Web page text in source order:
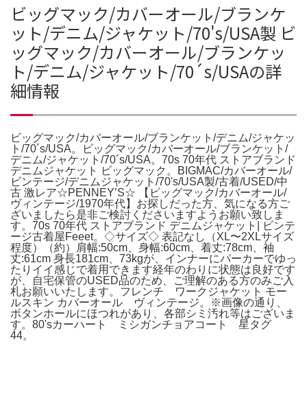
ビッグマック/カバーオール/ブランケ
ット/デニム/ジャケット/70's/USA製 ビ
ッグマック/カバーオール/ブランケッ
ト/デニム/ジャケット/70´s/USAの詳
細情報
ビッグマック/カバーオール/ブランケット/デニム/ジャケッ
ト/70´s/USA。ビッグマック/カバーオール/ブランケット/
デニム/ジャケット/70´s/USA。70s 70年代 ストアブランド
デニムジャケット ビッグマック。BIGMAC/カバーオール/
ビンテージ/デニムジャケット/70's/USA製/古着/USED/中
古 激レア☆PENNEY’S☆ 【ビッグマック/カバーオール/
ヴィンテージ/1970年代】お探しだった方、気になる方ご
ざいましたら是非ご検討くださいますようお願い致しま
す。70s 70年代 ストアブランド デニムジャケット| ビンテ
ージ古着屋Feeet。◇サイズ◇ 表記なし（XL〜2XLサイズ
程度）（約）肩幅:50cm、身幅:60cm、着丈:78cm、袖
丈:61cm 身長181cm、73kgが、インナーにパーカーでゆっ
たりイイ感じで着用できます経年のわりに状態は良好です
が、自宅保管のUSED品のため、ご理解のある方のみご入
札お願いいたします。フレンチ ワークジャケット モー
ルスキン カバーオール ヴィンテージ。※画像の通り、
ボタンホールにほつれがあり、各部シミ汚れ等はございま
す。80'sカーハート ミシガンチョアコート 星タグ
44。